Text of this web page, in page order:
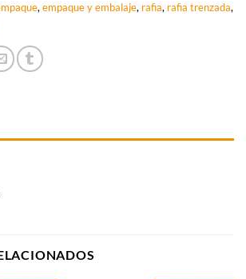
,empaque y embalaje, rafia, rafia trenzada,